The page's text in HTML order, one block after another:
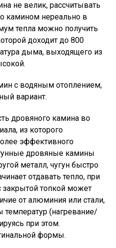
не велик, рассчитывать
камином нереально в
тепла можно получить
доходит до 800
дыма, выходящего из
с водяным отоплением,
вариант.
дровяного камина во
из которого
эффективного
дровяные камины
металл, чугун быстро
отдавать тепло, при
закрытой топкой может
от алюминия или стали,
(нагревание/
при этом.
формы.